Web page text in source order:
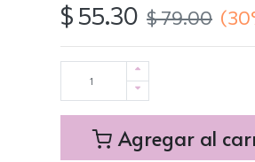
$ 55.30 $79.00
Agregar al